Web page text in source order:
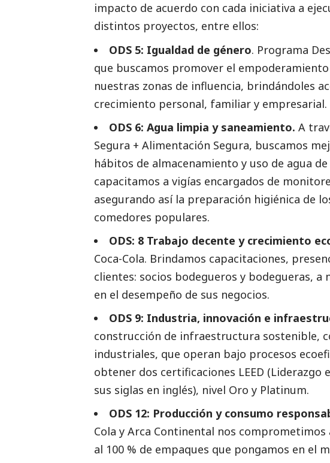
impacto de acuerdo con cada iniciativa a
distintos proyectos, entre ellos:
ODS 5: Igualdad de género. Programa
que buscamos promover el
nuestras zonas de influencia, brindándoles
crecimiento personal, familiar y empresarial.
ODS 6: Agua limpia y saneamiento. A
Segura + Alimentación Segura, buscamos
hábitos de almacenamiento y uso de agua
capacitamos a vigías encargados de
asegurando así la preparación higiénica de
comedores populares.
ODS: 8 Trabajo decente y crecimiento
Coca-Cola. Brindamos capacitaciones,
clientes: socios bodegueros y bodegueras, a
en el desempeño de sus negocios.
ODS 9: Industria, innovación e
construcción de infraestructura sostenible,
industriales, que operan bajo procesos
obtener dos certificaciones LEED
sus siglas en inglés), nivel Oro y Platinum.
ODS 12: Producción y consumo
Cola y Arca Continental nos
al 100 % de empaques que pongamos en el